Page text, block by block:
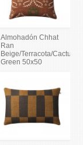
Almohadón Chhat
Ran
Beige/Terracota/Cactus
Green 50x50